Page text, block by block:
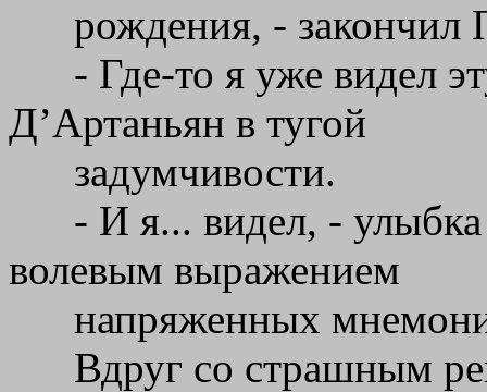
рождения, - закончил
- Где-то я уже видел
Д’Артаньян в тугой
задумчивости.
- И я... видел, -
волевым выражением
напряженных
Вдруг со страшным